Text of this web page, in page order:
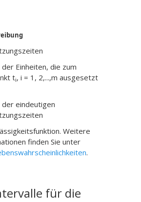
der Einheiten, die zum
ti, i = 1, 2,...,m ausgesetzt
der eindeutigen
Weitere
finden Sie unter
.
für die